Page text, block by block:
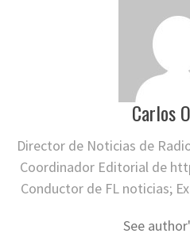
Carlos
Director de Noticias de
Coordinador Editorial de
Conductor de FL noticias;
See